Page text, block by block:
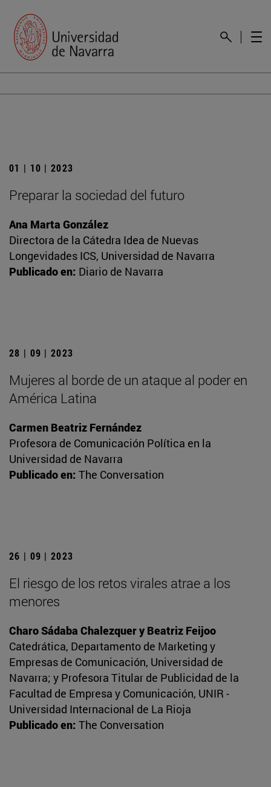
01 | 10 | 2023
Preparar la sociedad del futuro
Ana Marta González
Directora de la Cátedra Idea de Nuevas
Longevidades ICS, Universidad de Navarra
Publicado en: Diario de Navarra
28 | 09 | 2023
Mujeres al borde de un ataque al poder en
América Latina
Carmen Beatriz Fernández
Profesora de Comunicación Política en la
Universidad de Navarra
Publicado en: The Conversation
26 | 09 | 2023
El riesgo de los retos virales atrae a los
menores
Charo Sádaba Chalezquer y Beatriz Feijoo
Catedrática, Departamento de Marketing y
Empresas de Comunicación, Universidad de
Navarra; y Profesora Titular de Publicidad de la
Facultad de Empresa y Comunicación, UNIR -
Universidad Internacional de La Rioja
Publicado en: The Conversation